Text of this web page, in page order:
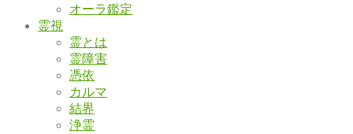
オーラ鑑定
霊視
霊とは
霊障害
憑依
カルマ
結界
浄霊